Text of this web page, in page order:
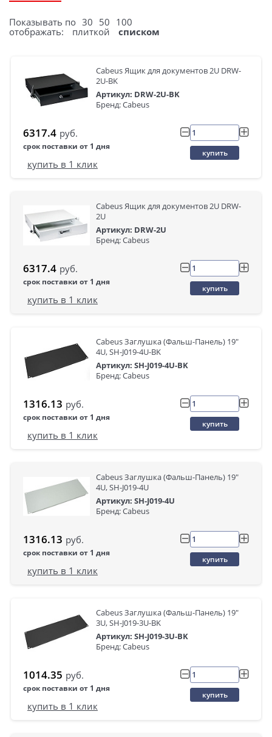
Показывать по 30 50 100
отображать:
плиткой списком
Cabeus Ящик для документов 2U DRW-
2U-BK
Артикул: DRW-2U-BK
Бренд: Cabeus
6317.4 руб.
срок поставки от 1 дня
купить
купить в 1 клик
Cabeus Ящик для документов 2U DRW-
2U
Артикул: DRW-2U
Бренд: Cabeus
6317.4 руб.
срок поставки от 1 дня
купить
купить в 1 клик
Cabeus Заглушка (Фальш-Панель) 19"
4U, SH-J019-4U-BK
Артикул: SH-J019-4U-BK
Бренд: Cabeus
1316.13 руб.
срок поставки от 1 дня
купить
купить в 1 клик
Cabeus Заглушка (Фальш-Панель) 19"
4U, SH-J019-4U
Артикул: SH-J019-4U
Бренд: Cabeus
1316.13 руб.
срок поставки от 1 дня
купить
купить в 1 клик
Cabeus Заглушка (Фальш-Панель) 19"
3U, SH-J019-3U-BK
Артикул: SH-J019-3U-BK
Бренд: Cabeus
1014.35 руб.
срок поставки от 1 дня
купить
купить в 1 клик